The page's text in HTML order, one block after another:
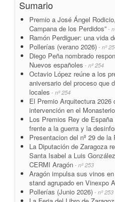
Sumario
Premio a José Ángel
Campana de los Perdidos” -
Ramón Perdiguer: una vida
Pollerías (verano 2026) - nº
Diego Peña nombrado
Nuevos españoles - nº 254
Octavio López reúne a los
aniversario del proceso que
locales - nº 254
El Premio Arquitectura
intervención en el
Los Premios Rey de
frente a la guerra y la
Presentacion del nº 29 de la
La Diputación de Zaragoza
Santa Isabel a Luis
CERMI Aragón - nº 253
Aragón impulsa sus vinos
stand agrupado en Vinexpo
Pollerías (Junio 2026) - nº 253